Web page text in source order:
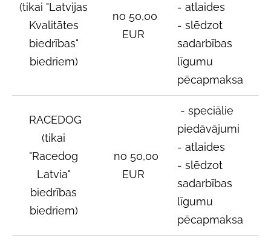
(tikai "Latvijas
Kvalitātes
biedrības"
biedriem)
no 50,00
EUR
- atlaides
- slēdzot
sadarbības
līgumu
pēcapmaksa
RACEDOG
(tikai
"Racedog
Latvia"
biedrības
biedriem)
no 50,00
EUR
- speciālie
piedāvājumi
- atlaides
- slēdzot
sadarbības
līgumu
pēcapmaksa